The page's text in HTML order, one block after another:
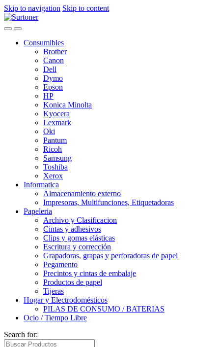
Skip to navigation Skip to content
Consumibles
Brother
Canon
Dell
Dymo
Epson
HP
Konica Minolta
Kyocera
Lexmark
Oki
Pantum
Ricoh
Samsung
Toshiba
Xerox
Informatica
Almacenamiento externo
Impresoras, Multifunciones, Etiquetadoras
Papeleria
Archivo y Clasificacion
Cintas y adhesivos
Clips y gomas elásticas
Escritura y corrección
Grapadoras, grapas y perforadoras de papel
Pegamento
Precintos y cintas de embalaje
Productos de papel
Tijeras
Hogar y Electrodomésticos
PILAS DE CONSUMO / BATERIAS
Ocio / Tiempo Libre
Search for: